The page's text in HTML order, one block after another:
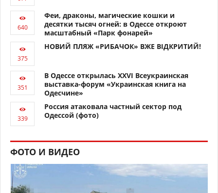
Феи, драконы, магические кошки и
десятки тысяч огней: в Одессе откроют
масштабный «Парк фонарей»
НОВИЙ ПЛЯЖ «РИБАЧОК» ВЖЕ ВІДКРИТИЙ!
В Одессе открылась XXVI Всеукраинская
выставка-форум «Украинская книга на
Одесчине»
Россия атаковала частный сектор под
Одессой (фото)
ФОТО И ВИДЕО